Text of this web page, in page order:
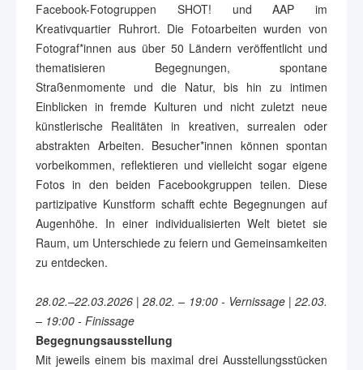
Facebook-Fotogruppen SHOT! und AAP im
Kreativquartier Ruhrort. Die Fotoarbeiten wurden von
Fotograf*innen aus über 50 Ländern veröffentlicht und
thematisieren Begegnungen, spontane
Straßenmomente und die Natur, bis hin zu intimen
Einblicken in fremde Kulturen und nicht zuletzt neue
künstlerische Realitäten in kreativen, surrealen oder
abstrakten Arbeiten. Besucher*innen können spontan
vorbeikommen, reflektieren und vielleicht sogar eigene
Fotos in den beiden Facebookgruppen teilen. Diese
partizipative Kunstform schafft echte Begegnungen auf
Augenhöhe. In einer individualisierten Welt bietet sie
Raum, um Unterschiede zu feiern und Gemeinsamkeiten
zu entdecken.
28.02.–22.03.2026 | 28.02. – 19:00 - Vernissage | 22.03.
– 19:00 - Finissage
Begegnungsausstellung
Mit jeweils einem bis maximal drei Ausstellungsstücken